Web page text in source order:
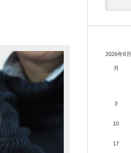
2026年8月
月
3
10
17